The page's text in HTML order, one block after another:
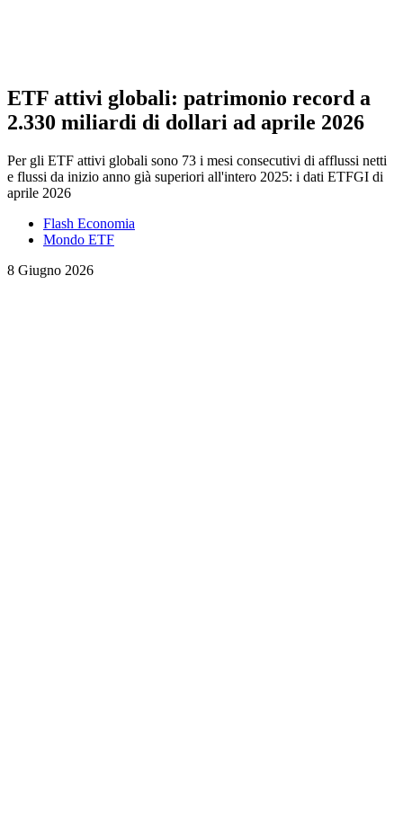
ETF attivi globali: patrimonio record a
2.330 miliardi di dollari ad aprile 2026
Per gli ETF attivi globali sono 73 i mesi consecutivi di afflussi netti
e flussi da inizio anno già superiori all'intero 2025: i dati ETFGI di
aprile 2026
Flash Economia
Mondo ETF
8 Giugno 2026